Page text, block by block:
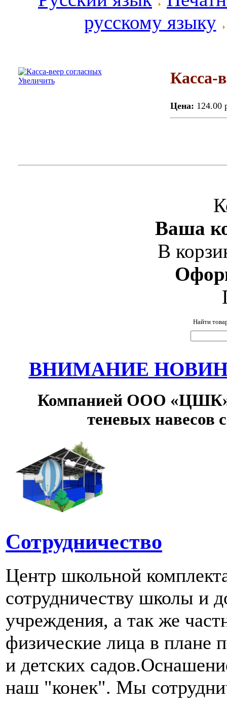
русскому языку
Увеличить Касса-
Цена: 124.00
Ваша
В
Найти
ВНИМАНИЕ
Компанией ООО «ЦШК»
теневых навесов
Сотрудничество
Центр школьной
сотрудничеству школы и
учреждения, а так же
физические лица в плане
и детских
наш "конек". Мы